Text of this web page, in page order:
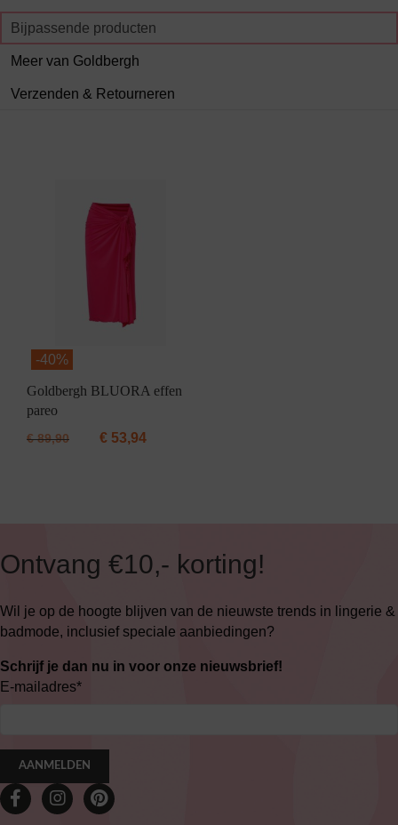
Bijpassende producten
Meer van Goldbergh
Verzenden & Retourneren
-40%
Goldbergh BLUORA effen
pareo
€89,90 € 53,94
Ontvang €10,- korting!
Wil je op de hoogte blijven van de nieuwste trends in lingerie &
badmode, inclusief speciale aanbiedingen?
Schrijf je dan nu in voor onze nieuwsbrief!
E-mailadres*
AANMELDEN